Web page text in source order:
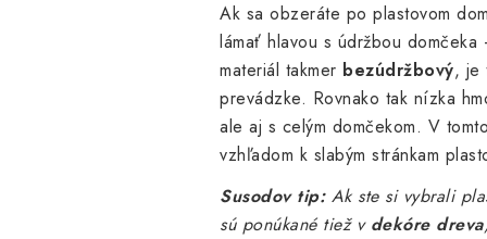
Ak sa obzeráte po plastovom
lámať hlavou s údržbou
materiál takmer bezúdržbový, je
prevádzke. Rovnako tak nízka
ale aj s celým domčekom. V
vzhľadom k slabým stránkam
Susodov tip:Ak ste si vybrali
sú ponúkané tiež v dekóre dreva